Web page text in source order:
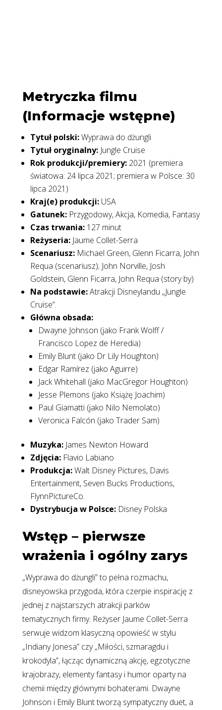
Metryczka filmu
(Informacje wstępne)
Tytuł polski:Wyprawa do dżungli
Tytuł oryginalny:Jungle Cruise
Rok produkcji/premiery:2021 (premiera
światowa: 24 lipca 2021; premiera w Polsce: 30
lipca 2021)
Kraj(e) produkcji:USA
Gatunek:Przygodowy, Akcja, Komedia, Fantasy
Czas trwania:127 minut
Reżyseria:Jaume Collet-Serra
Scenariusz:Michael Green, Glenn Ficarra, John
Requa (scenariusz); John Norville, Josh
Goldstein, Glenn Ficarra, John Requa (story by)
Na podstawie:Atrakcji Disneylandu „Jungle
Cruise”.
Główna obsada:
Dwayne Johnson (jako Frank Wolff /
Francisco Lopez de Heredia)
Emily Blunt (jako Dr Lily Houghton)
Edgar Ramírez (jako Aguirre)
Jack Whitehall (jako MacGregor Houghton)
Jesse Plemons (jako Książę Joachim)
Paul Giamatti (jako Nilo Nemolato)
Veronica Falcón (jako Trader Sam)
Muzyka:James Newton Howard
Zdjęcia:Flavio Labiano
Produkcja:Walt Disney Pictures, Davis
Entertainment, Seven Bucks Productions,
FlynnPictureCo.
Dystrybucja w Polsce:Disney Polska
Wstęp – pierwsze
wrażenia i ogólny zarys
„Wyprawa do dżungli” to pełna rozmachu,
disneyowska przygoda, która czerpie inspirację z
jednej z najstarszych atrakcji parków
tematycznych firmy. Reżyser Jaume Collet-Serra
serwuje widzom klasyczną opowieść w stylu
„Indiany Jonesa” czy „Miłości, szmaragdu i
krokodyla”, łącząc dynamiczną akcję, egzotyczne
krajobrazy, elementy fantasy i humor oparty na
chemii między głównymi bohaterami. Dwayne
Johnson i Emily Blunt tworzą sympatyczny duet, a